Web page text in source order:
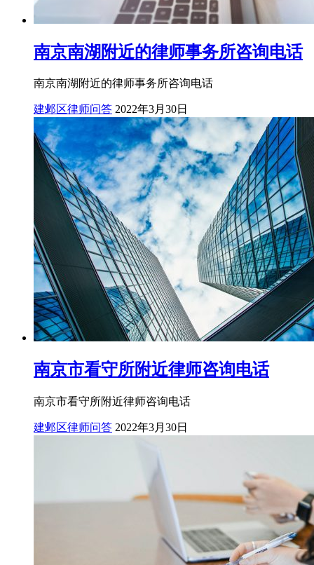
南京南湖附近的律师事务所咨询电话
南京南湖附近的律师事务所咨询电话
建邺区律师问答 2022年3月30日
南京市看守所附近律师咨询电话
南京市看守所附近律师咨询电话
建邺区律师问答 2022年3月30日